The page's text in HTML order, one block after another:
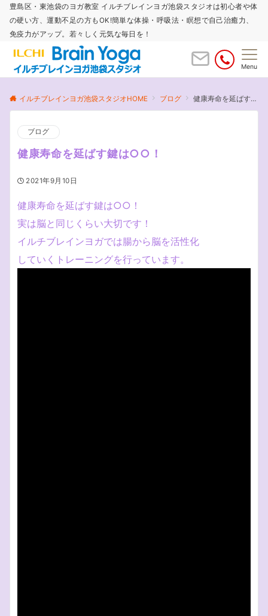
豊島区・東池袋のヨガ教室 イルチブレインヨガ池袋スタジオは初心者や体
の硬い方、運動不足の方もOK!簡単な体操・呼吸法・瞑想で自己治癒力、
免疫力がアップ。若々しく元気な毎日を！
Menu
イルチブレインヨガ池袋スタジオHOME ブログ 健康寿命を延ばす鍵は○○！
ブログ
健康寿命を延ばす鍵は○○！
2021年9月10日
健康寿命を延ばす鍵は○○！
実は脳と同じくらい大切です！
イルチブレインヨガでは腸から脳を活性化
していくトレーニングを行っています。